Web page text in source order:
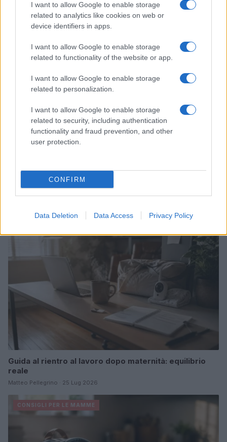
I want to allow Google to enable storage
related to analytics like cookies on web or
device identifiers in apps.
I want to allow Google to enable storage
related to functionality of the website or app.
I want to allow Google to enable storage
related to personalization.
I want to allow Google to enable storage
related to security, including authentication
functionality and fraud prevention, and other
user protection.
CONFIRM
Data Deletion Data Access Privacy Policy
Solitudine materna: come riconoscerla e cosa fare
Roberto Capelli · 6 Ago 2026
CONSIGLI PER LE MAMME
Guida al rientro al lavoro dopo maternità: equilibrio
reale
Matteo Pellegrino · 25 Lug 2026
CONSIGLI PER LE MAMME